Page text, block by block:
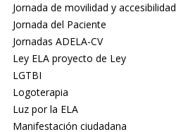
Jornada de movilidad y accesibilidad
Jornada del Paciente
Jornadas ADELA-CV
Ley ELA proyecto de Ley
LGTBI
Logoterapia
Luz por la ELA
Manifestación ciudadana